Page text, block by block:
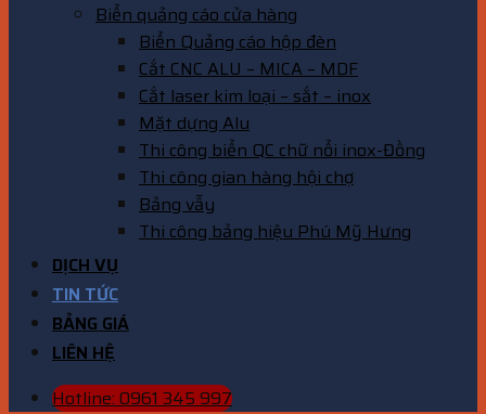
Biển quảng cáo cửa hàng
Biển Quảng cáo hộp đèn
Cắt CNC ALU – MICA – MDF
Cắt laser kim loại – sắt – inox
Mặt dựng Alu
Thi công biển QC chữ nổi inox-Đồng
Thi công gian hàng hội chợ
Bảng vẫy
Thi công bảng hiệu Phú Mỹ Hưng
DỊCH VỤ
TIN TỨC
BẢNG GIÁ
LIÊN HỆ
Hotline: 0961 345 997